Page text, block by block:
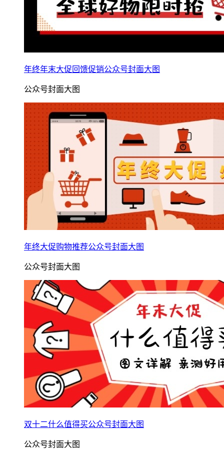
年终年末大促回馈促销公众号封面大图
公众号封面大图
年终大促购物推荐公众号封面大图
公众号封面大图
双十二什么值得买公众号封面大图
公众号封面大图